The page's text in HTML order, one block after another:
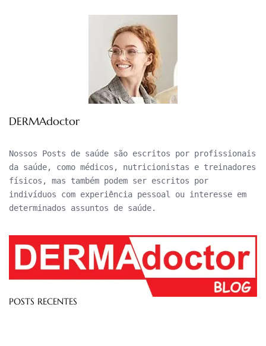
DERMAdoctor
Nossos Posts de saúde são escritos por profissionais
da saúde, como médicos, nutricionistas e treinadores
físicos, mas também podem ser escritos por
indivíduos com experiência pessoal ou interesse em
determinados assuntos de saúde.
POSTS RECENTES